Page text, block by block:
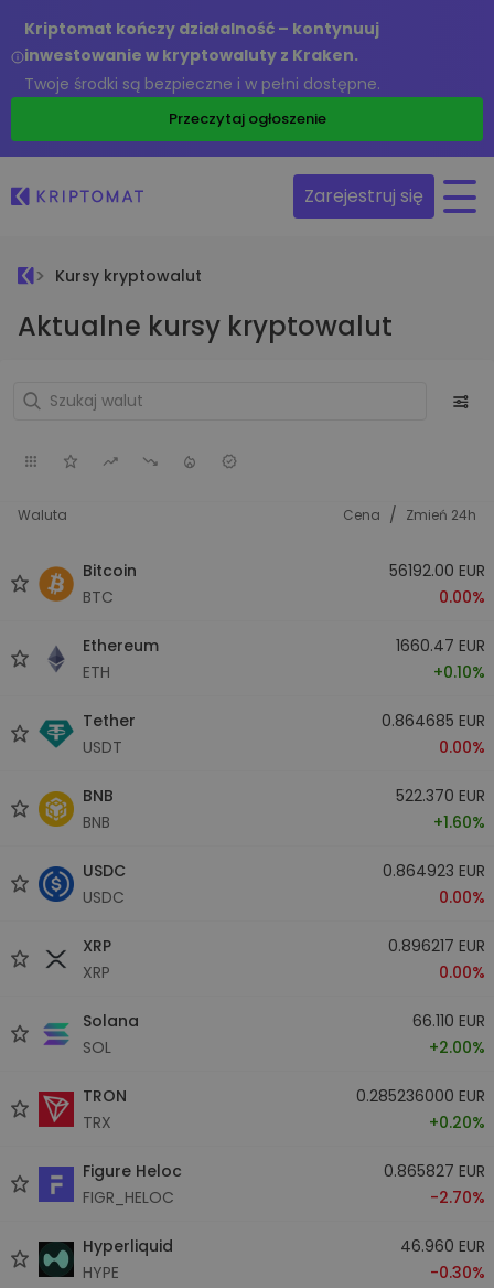
Kriptomat kończy działalność – kontynuuj
inwestowanie w kryptowaluty z Kraken.
Twoje środki są bezpieczne i w pełni dostępne.
Przeczytaj ogłoszenie
Zarejestruj się
Kursy kryptowalut
Aktualne kursy kryptowalut
Waluta Cena / Zmień 24h
Bitcoin
BTC
56192.00 EUR
0.00%
Ethereum
ETH
1660.47 EUR
+0.10%
Tether
USDT
0.864685 EUR
0.00%
BNB
BNB
522.370 EUR
+1.60%
USDC
USDC
0.864923 EUR
0.00%
XRP
XRP
0.896217 EUR
0.00%
Solana
SOL
66.110 EUR
+2.00%
TRON
TRX
0.285236000 EUR
+0.20%
Figure Heloc
FIGR_HELOC
0.865827 EUR
-2.70%
Hyperliquid
HYPE
46.960 EUR
-0.30%